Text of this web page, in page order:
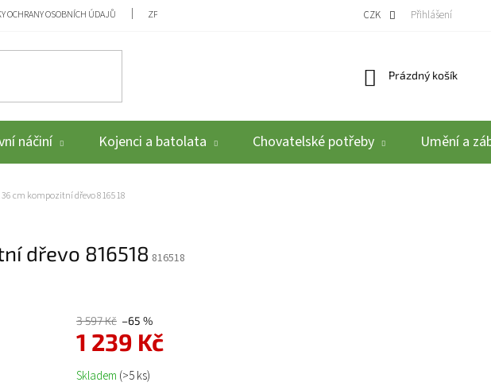
OCHRANY OSOBNÍCH ÚDAJŮ ZPĚTNÝ ODBĚR VYSLOUŽILÝCH ELEKTROZAŘÍZENÍ / BATERIÍ REKLAMACE A
CZK Přihlášení
Nákupní košík
Prázdný košík
náčiní Kojenci a batolata Chovatelské potřeby Umění a
36 cm kompozitní dřevo 816518
dřevo 816518 816518
3 597 Kč –65 %
1 239 Kč
Měrná cena:
Skladem (>5 ks)